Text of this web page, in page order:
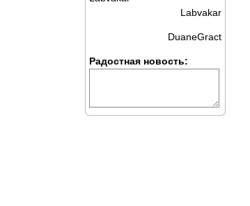
Labvakar
DuaneGract
Радостная новость: